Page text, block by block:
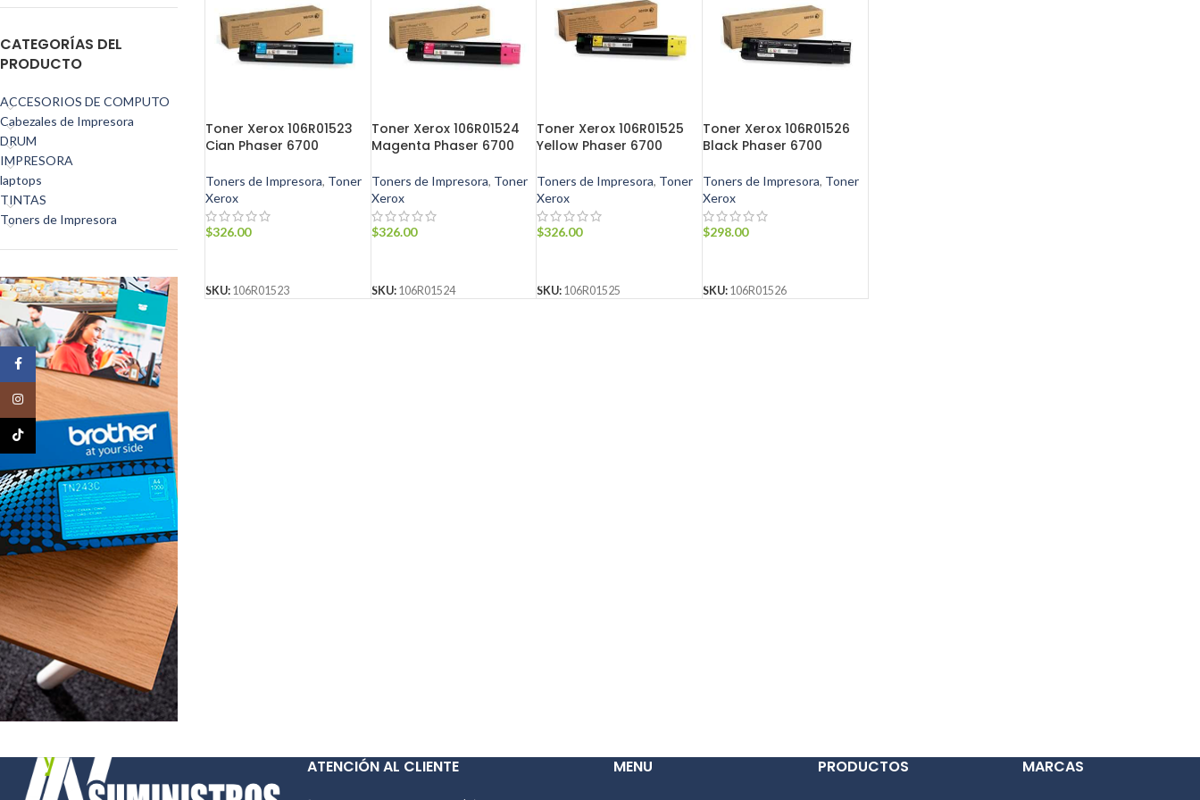
CATEGORÍAS DEL
PRODUCTO
ACCESORIOS DE COMPUTO
Cabezales de Impresora
DRUM
IMPRESORA
laptops
TINTAS
Toners de Impresora
Toner Xerox 106R01523
Cian Phaser 6700
Toners de Impresora, Toner
Xerox
$326.00
SKU: 106R01523
Toner Xerox 106R01524
Magenta Phaser 6700
Toners de Impresora, Toner
Xerox
$326.00
SKU: 106R01524
Toner Xerox 106R01525
Yellow Phaser 6700
Toners de Impresora, Toner
Xerox
$326.00
SKU: 106R01525
Toner Xerox 106R01526
Black Phaser 6700
Toners de Impresora, Toner
Xerox
$298.00
SKU: 106R01526
ATENCIÓN AL CLIENTE MENU PRODUCTOS MARCAS
Facebook
Instagram
TikTok